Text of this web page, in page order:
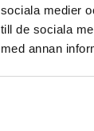
sociala medier
till de sociala
med annan